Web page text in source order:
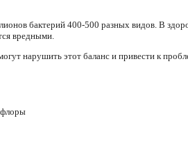
бактерий 400-500 разных видов. В
вредными.
нарушить этот баланс и привести к
флоры